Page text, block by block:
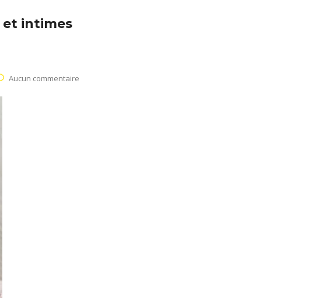
et intimes
Aucun commentaire